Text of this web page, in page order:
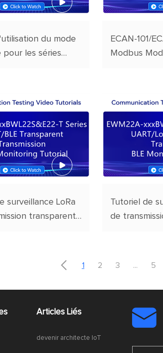
du mode
les séries
ECAN-101/
Modbus
surveillance LoRa
transparente
Tutoriel de
de
 1 2 3 ... 5
Articles Liés
devenir architecte IoT
